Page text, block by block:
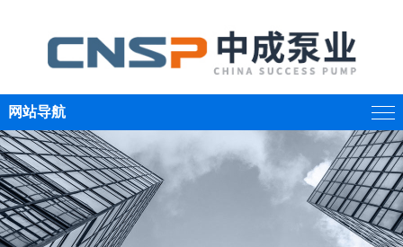
网站导航